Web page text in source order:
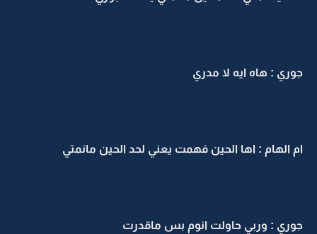
جوري : هاه ايه لا مدري
ام الهام : اها الحين فهمت يعني لحد الحين مانمتي
جوري : وربي حاولت انوم بس ماقدرت